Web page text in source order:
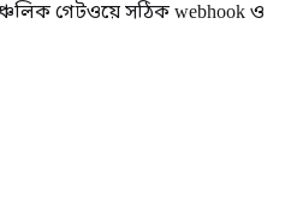
গেটওয়ে সঠিক webhook ও